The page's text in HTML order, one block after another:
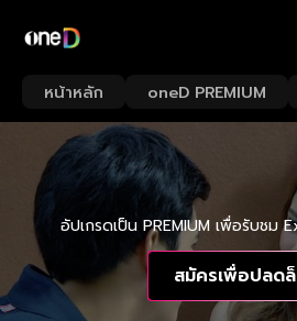
หน้าหลัก oneD PREMIUM
อัปเกรดเป็น PREMIUM เพื่อรับชม
สมัครเพื่อปลด